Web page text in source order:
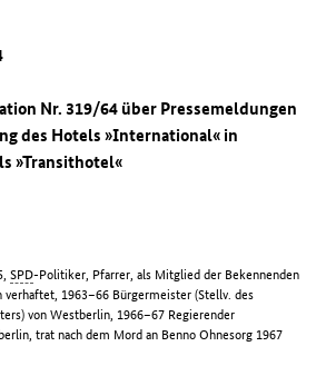
Nr. 319/64 über Pressemeldungen
des Hotels »International« in
»Transithotel«
SPD-Politiker, Pfarrer, als Mitglied der Bekennenden
verhaftet, 1963–66 Bürgermeister (Stellv. des
von Westberlin, 1966–67 Regierender
trat nach dem Mord an Benno Ohnesorg 1967